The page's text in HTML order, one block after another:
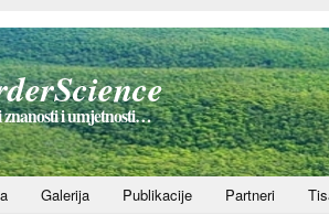
i umjetnosti…
Galerija Publikacije Partneri